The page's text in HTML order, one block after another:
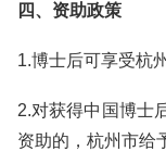
四、资助政策
1.博士后可享受杭
2.对获得中国博士
资助的，杭州市给